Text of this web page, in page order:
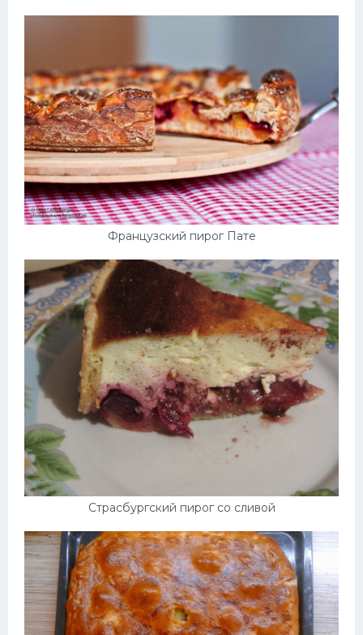
Французский пирог Пате
Страсбургский пирог со сливой